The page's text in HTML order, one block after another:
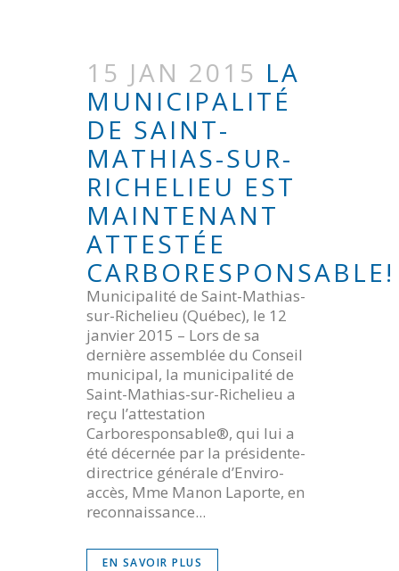
15 JAN 2015 LA
MUNICIPALITÉ
DE SAINT-
MATHIAS-SUR-
RICHELIEU EST
MAINTENANT
ATTESTÉE
CARBORESPONSABLE!
Municipalité de Saint-Mathias-
sur-Richelieu (Québec), le 12
janvier 2015 – Lors de sa
dernière assemblée du Conseil
municipal, la municipalité de
Saint-Mathias-sur-Richelieu a
reçu l’attestation
Carboresponsable®, qui lui a
été décernée par la présidente-
directrice générale d’Enviro-
accès, Mme Manon Laporte, en
reconnaissance...
EN SAVOIR PLUS